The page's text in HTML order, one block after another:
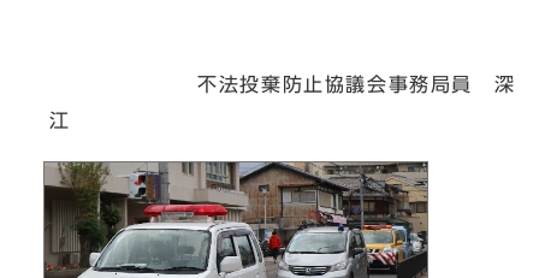
不法投棄防止協議会事務局員 深
江